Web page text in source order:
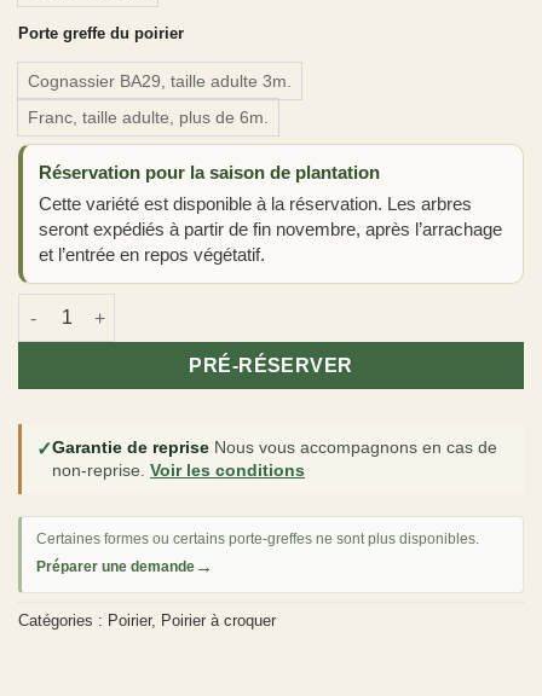
Porte greffe du poirier
Cognassier BA29, taille adulte 3m.
Franc, taille adulte, plus de 6m.
Réservation pour la saison de plantation
Cette variété est disponible à la réservation. Les arbres
seront expédiés à partir de fin novembre, après l’arrachage
et l’entrée en repos végétatif.
quantité de Poirier 'Comice'
PRÉ-RÉSERVER
✓Garantie de reprise Nous vous accompagnons en cas de
non-reprise. Voir les conditions
Certaines formes ou certains porte-greffes ne sont plus disponibles.
Préparer une demande →
Catégories : Poirier, Poirier à croquer